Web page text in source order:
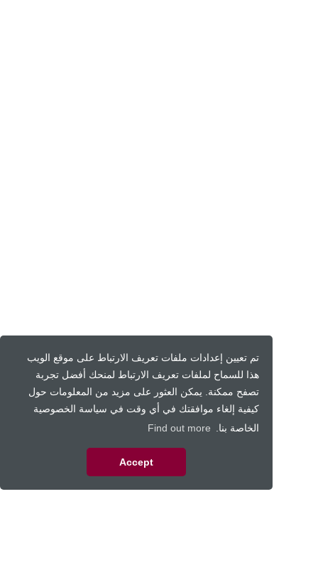
تم تعيين إعدادات ملفات تعريف الارتباط على موقع الويب
هذا للسماح لملفات تعريف الارتباط لمنحك أفضل تجربة
تصفح ممكنة. يمكن العثور على مزيد من المعلومات حول
كيفية إلغاء موافقتك في أي وقت في سياسة الخصوصية
الخاصة بنا.
Find out more
Accept